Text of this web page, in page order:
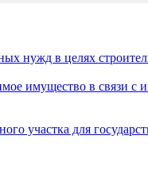
нужд в целях
имущество в связи с
участка для